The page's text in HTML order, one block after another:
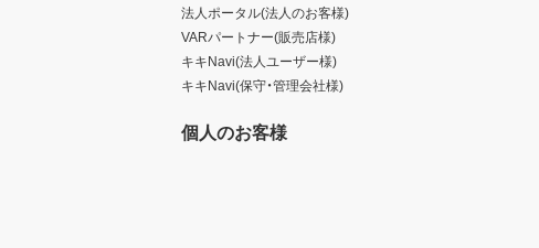
法人ポータル(法人のお客様)
VARパートナー(販売店様)
キキNavi(法人ユーザー様)
キキNavi(保守・管理会社様)
個人のお客様